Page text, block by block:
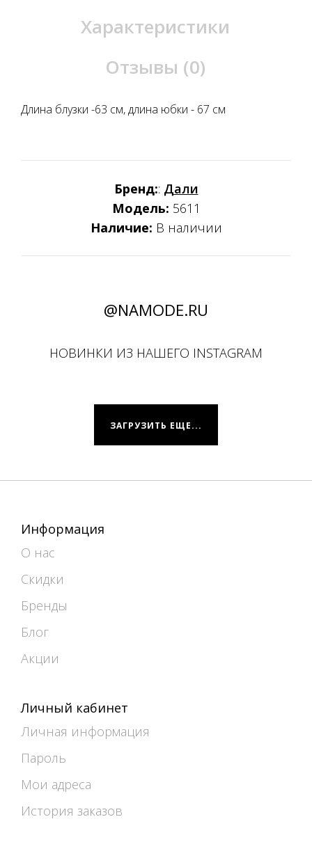
Характеристики
Отзывы (0)
Длина блузки -63 см, длина юбки - 67 см
Бренд:: Дали
Модель: 5611
Наличие: В наличии
@NAMODE.RU
НОВИНКИ ИЗ НАШЕГО INSTAGRAM
ЗАГРУЗИТЬ ЕЩЕ...
Информация
О нас
Скидки
Бренды
Блог
Акции
Личный кабинет
Личная информация
Пароль
Мои адреса
История заказов